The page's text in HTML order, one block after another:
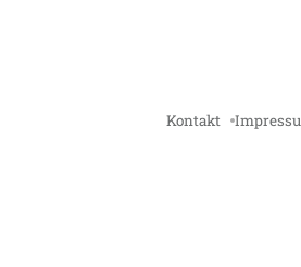
Kontakt